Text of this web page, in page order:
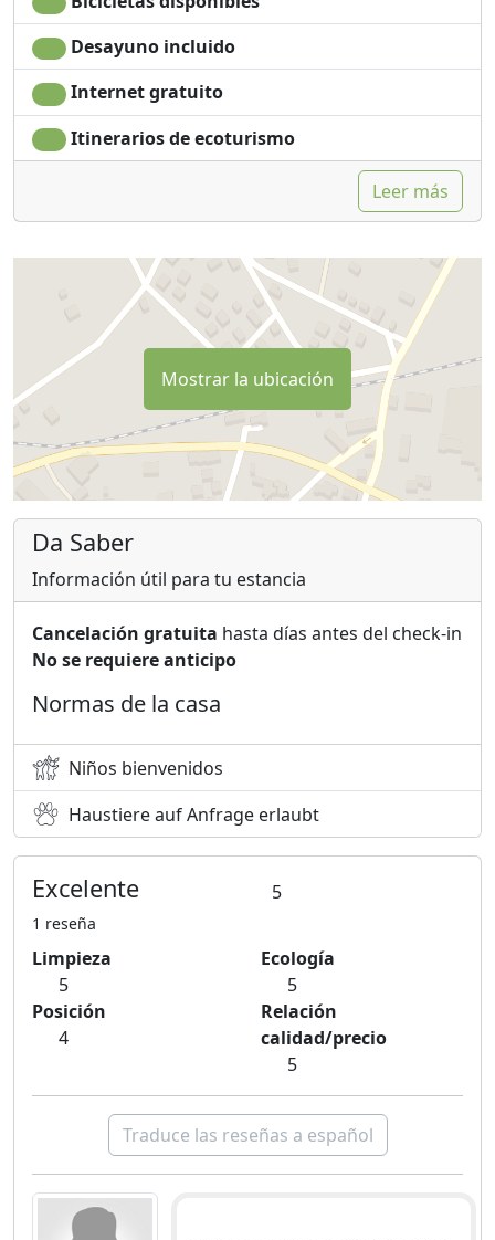
Desayuno incluido
Internet gratuito
Itinerarios de ecoturismo
Leer más
Mostrar la ubicación
Da Saber
Información útil para tu estancia
Cancelación gratuita hasta días antes del check-in
No se requiere anticipo
Normas de la casa
Niños bienvenidos
Haustiere auf Anfrage erlaubt
Excelente 5
1 reseña
Limpieza
5
Ecología
5
Posición
4
Relación
calidad/precio
5
Traduce las reseñas a español